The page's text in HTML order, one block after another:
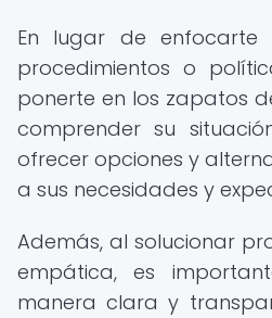
En lugar de enfocarte
procedimientos o
ponerte en los zapatos
comprender su
ofrecer opciones y
a sus necesidades y
Además, al solucionar
empática, es
manera clara y